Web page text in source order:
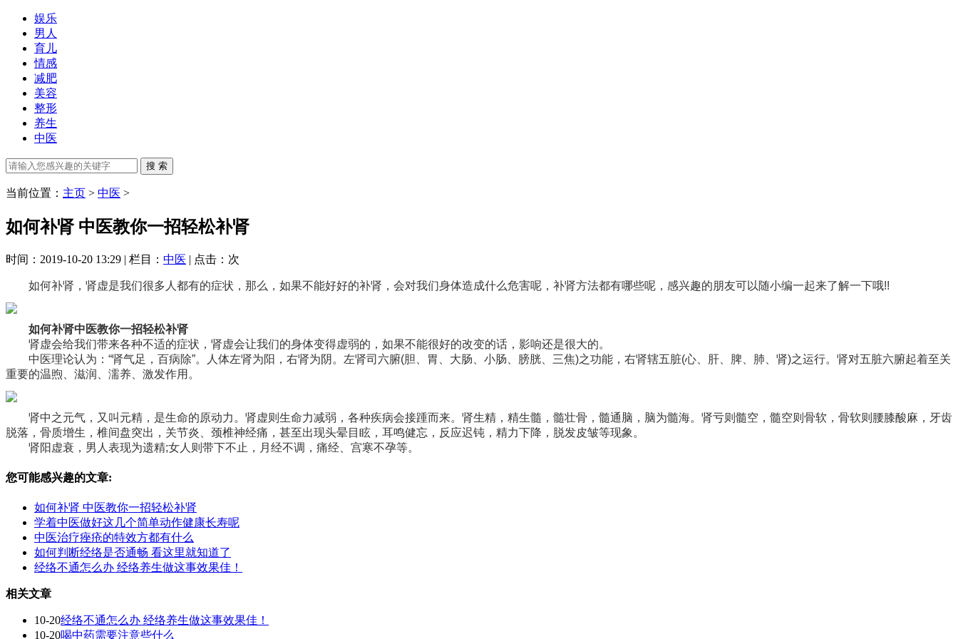
娱乐
男人
育儿
情感
减肥
美容
整形
养生
中医
当前位置： 主页 > 中医 >
如何补肾 中医教你一招轻松补肾
时间：2019-10-20 13:29 | 栏目： 中医 | 点击： 次
如何补肾，肾虚是我们很多人都有的症状，那么，如果不能好好的补肾，会对我们身体造成什么危害呢，补肾方法都有哪些呢，感兴趣的朋友可以随小编一起来了解一下哦!!
如何补肾中医教你一招轻松补肾
肾虚会给我们带来各种不适的症状，肾虚会让我们的身体变得虚弱的，如果不能很好的改变的话，影响还是很大的。
中医理论认为：“肾气足，百病除”。人体左肾为阳，右肾为阴。左肾司六腑(胆、胃、大肠、小肠、膀胱、三焦)之功能，右肾辖五脏(心、肝、脾、肺、肾)之运行。肾对五脏六腑起着至关
重要的温煦、滋润、濡养、激发作用。
肾中之元气，又叫元精，是生命的原动力。肾虚则生命力减弱，各种疾病会接踵而来。肾生精，精生髓，髓壮骨，髓通脑，脑为髓海。肾亏则髓空，髓空则骨软，骨软则腰膝酸麻，牙齿
脱落，骨质增生，椎间盘突出，关节炎、颈椎神经痛，甚至出现头晕目眩，耳鸣健忘，反应迟钝，精力下降，脱发皮皱等现象。
肾阳虚衰，男人表现为遗精;女人则带下不止，月经不调，痛经、宫寒不孕等。
您可能感兴趣的文章:
如何补肾 中医教你一招轻松补肾
学着中医做好这几个简单动作健康长寿呢
中医治疗痤疮的特效方都有什么
如何判断经络是否通畅 看这里就知道了
经络不通怎么办 经络养生做这事效果佳！
相关文章
10-20经络不通怎么办 经络养生做这事效果佳！
10-20喝中药需要注意些什么